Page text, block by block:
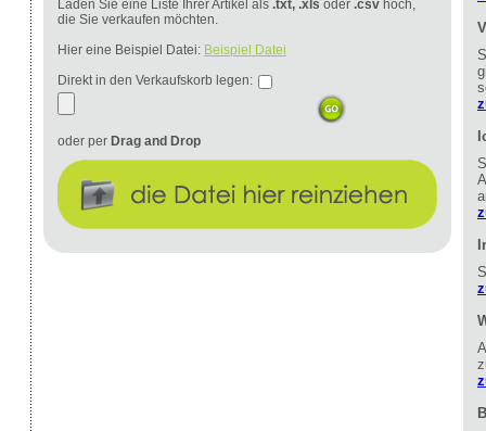
Laden Sie eine Liste Ihrer Artikel als .txt, .xls oder .csv hoch,
die Sie verkaufen möchten.
Hier eine Beispiel Datei: Beispiel Datei
Direkt in den Verkaufskorb legen:
oder per Drag and Drop